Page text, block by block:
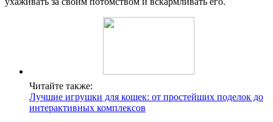
Читайте также:
Лучшие игрушки для кошек: от простейших поделок до
интерактивных комплексов